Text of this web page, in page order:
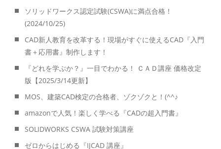
ソリッドワークス認定試験(CSWA)に満点合格！
(2024/10/25)
CAD新人教育を改革する！現場がすぐに使えるCAD『入門
書＋応用書』制作します！
『どれを学ぶか？』一目でわかる！ ＣＡＤ講座 価格改定
版【2025/3/14更新】
MOS、建築CAD検定の合格者、ゾクゾクと！(^^♪
amazonで人気！楽しく学べる『CADの超入門書』
SOLIDWORKS CSWA 試験対策講座
ゼロからはじめる『IJCAD 講座』